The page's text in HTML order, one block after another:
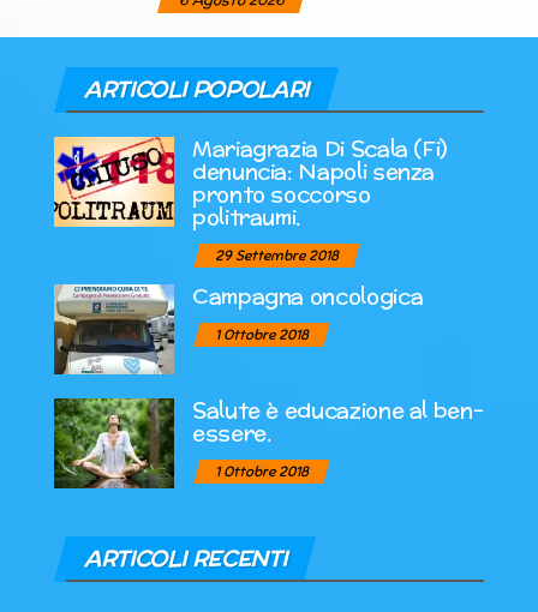
ARTICOLI POPOLARI
Mariagrazia Di Scala (Fi)
denuncia: Napoli senza
pronto soccorso
politraumi.
29 Settembre 2018
Campagna oncologica
1 Ottobre 2018
Salute è educazione al ben-
essere.
1 Ottobre 2018
ARTICOLI RECENTI